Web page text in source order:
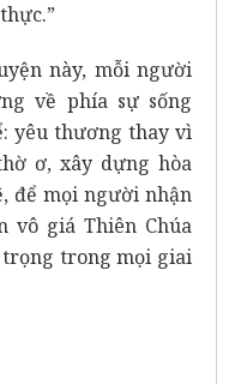
này, mỗi người
về phía sự sống
yêu thương thay vì
ơ, xây dựng hòa
để mọi người nhận
vô giá Thiên Chúa
trong mọi giai